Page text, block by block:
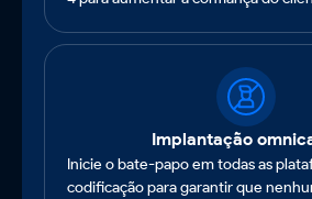
Implantação
Inicie o bate-papo em todas as
codificação para garantir que